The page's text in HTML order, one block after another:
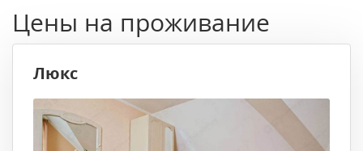
Цены на проживание
Люкс